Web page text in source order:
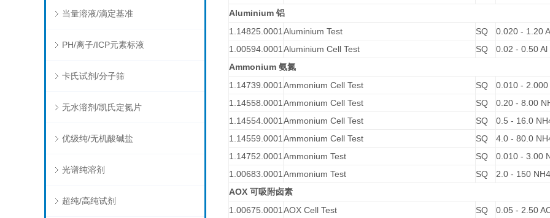
当量溶液/滴定基准
PH/离子/ICP元素标液
卡氏试剂/分子筛
无水溶剂/凯氏定氮片
优级纯/无机酸碱盐
光谱纯溶剂
超纯/高纯试剂
Aluminium 铝
1.14825.0001 Aluminium Test SQ
0.020 - 1.20
1.00594.0001 Aluminium Cell Test SQ
0.02 - 0.50 Al
Ammonium 氨氮
1.14739.0001 Ammonium Cell Test SQ
0.010 - 2.000
1.14558.0001 Ammonium Cell Test SQ
0.20 - 8.00
1.14554.0001 Ammonium Cell Test SQ
0.5 - 16.0
1.14559.0001 Ammonium Cell Test SQ
4.0 - 80.0
1.14752.0001 Ammonium Test SQ
0.010 - 3.00
1.00683.0001 Ammonium Test SQ
2.0 - 150
AOX 可吸附卤素
1.00675.0001 AOX Cell Test SQ
0.05 - 2.50